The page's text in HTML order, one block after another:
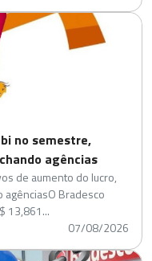
no semestre,
agências
de aumento do lucro,
Bradesco
13,861...
07/08/2026